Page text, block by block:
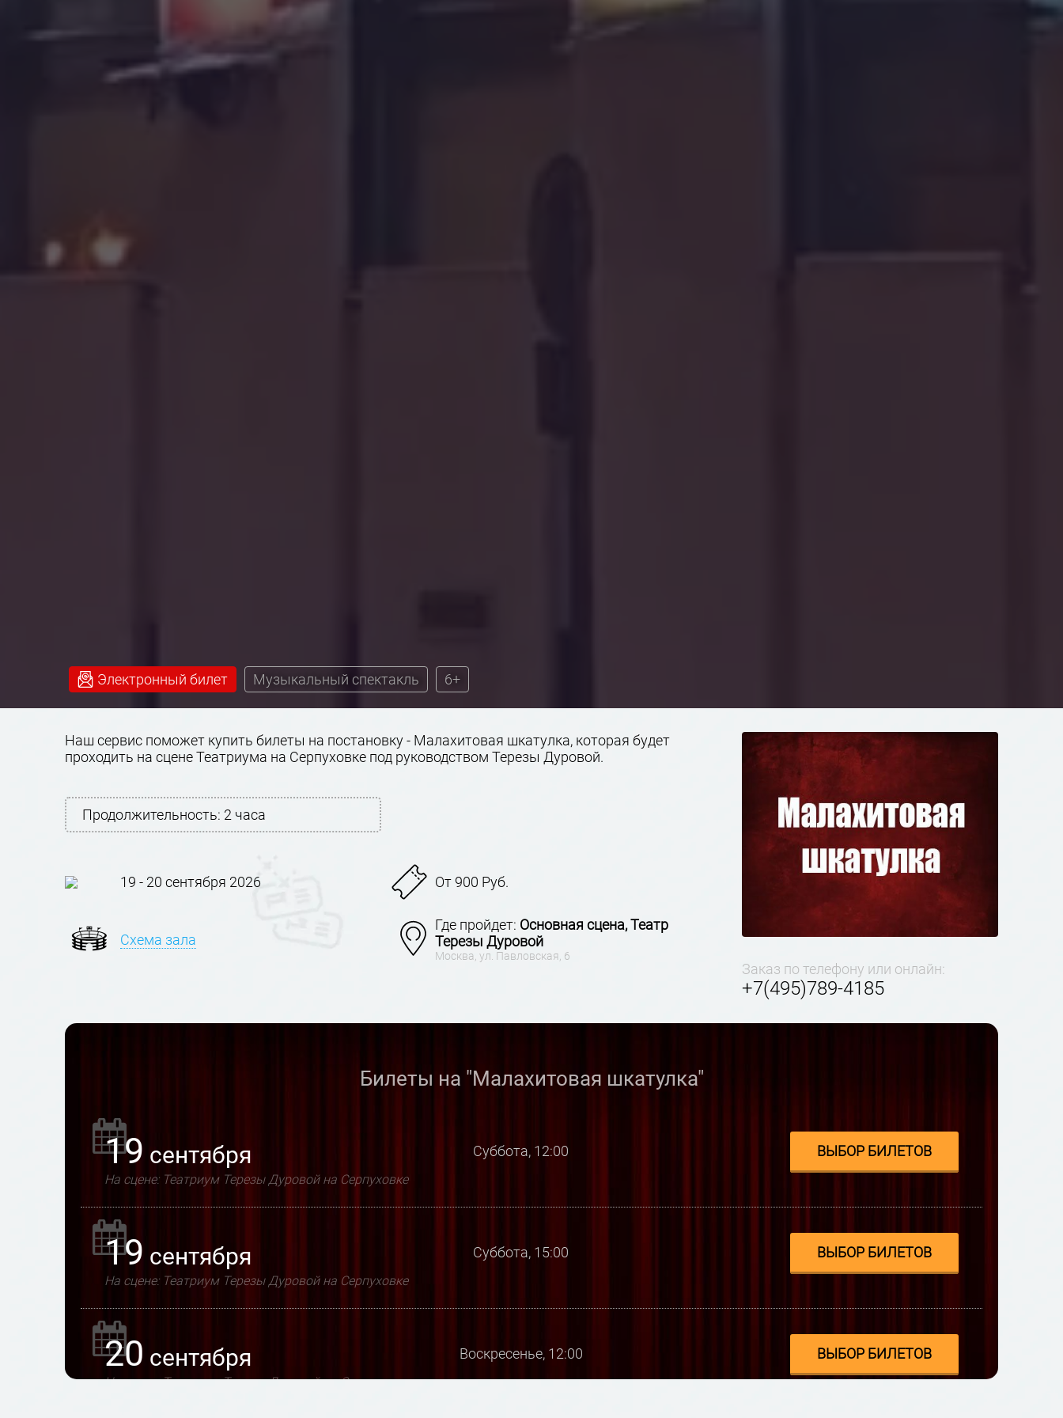
Электронный билет Музыкальный спектакль 6+
Наш сервис поможет купить билеты на постановку - Малахитовая шкатулка, которая будет
проходить на сцене Театриума на Серпуховке под руководством Терезы Дуровой.
Продолжительность: 2 часа
19 - 20 сентября 2026 От 900 Руб.
Схема зала
Где пройдет: Основная сцена, Театр
Терезы Дуровой
Москва, ул. Павловская, 6
Заказ по телефону или онлайн:
+7(495)789-4185
Билеты на "Малахитовая шкатулка"
19 сентября Суббота, 12:00 ВЫБОР БИЛЕТОВ
На сцене: Театриум Терезы Дуровой на Серпуховке
19 сентября Суббота, 15:00 ВЫБОР БИЛЕТОВ
На сцене: Театриум Терезы Дуровой на Серпуховке
20 сентября Воскресенье, 12:00 ВЫБОР БИЛЕТОВ
На сцене: Театриум Терезы Дуровой на Серпуховке